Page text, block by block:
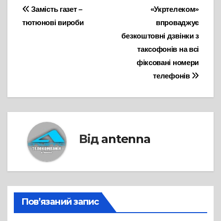
Навігація
записів
«Укртелеком»
впроваджує
безкоштовні дзвінки з
таксофонів на всі
фіксовані номери
телефонів
Замість газет –
тютюнові вироби
Від antenna
Пов’язаний запис